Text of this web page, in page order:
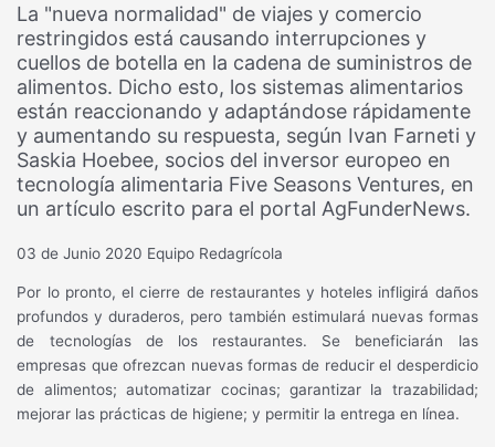
La "nueva normalidad" de viajes y comercio
restringidos está causando interrupciones y
cuellos de botella en la cadena de suministros de
alimentos. Dicho esto, los sistemas alimentarios
están reaccionando y adaptándose rápidamente
y aumentando su respuesta, según Ivan Farneti y
Saskia Hoebee, socios del inversor europeo en
tecnología alimentaria Five Seasons Ventures, en
un artículo escrito para el portal AgFunderNews.
03 de Junio 2020 Equipo Redagrícola
Por lo pronto, el cierre de restaurantes y hoteles infligirá daños
profundos y duraderos, pero también estimulará nuevas formas
de tecnologías de los restaurantes. Se beneficiarán las
empresas que ofrezcan nuevas formas de reducir el desperdicio
de alimentos; automatizar cocinas; garantizar la trazabilidad;
mejorar las prácticas de higiene; y permitir la entrega en línea.